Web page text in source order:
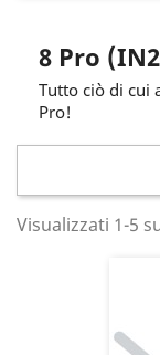
8 Pro
Tutto ciò di cui
Pro!
Visualizzati 1-5